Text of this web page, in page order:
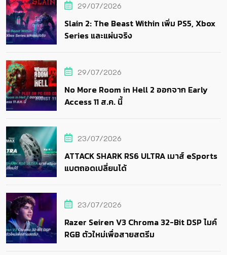
29/07/2026
Slain 2: The Beast Within เพิ่ม PS5, Xbox
Series และแผ่นจริง
29/07/2026
No More Room in Hell 2 ออกจาก Early
Access 11 ส.ค. นี้
23/07/2026
ATTACK SHARK RS6 ULTRA เมาส์ eSports
แบตถอดเปลี่ยนได้
23/07/2026
Razer Seiren V3 Chroma 32-Bit DSP ไมค์
RGB ตัวใหม่เพื่อสายสตรีม